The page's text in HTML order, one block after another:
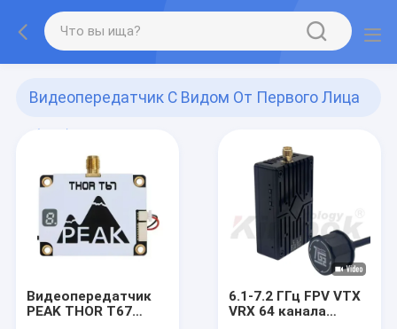
Видеопередатчик С Видом От Первого Лица
Видеопередатчик
PEAK THOR T67
6.1-7.2 ГГц FPV VTX
VRX 64 канала